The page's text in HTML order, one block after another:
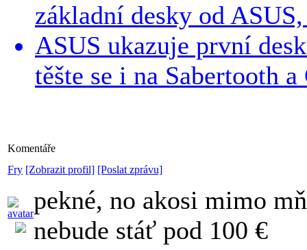
základní desky od
ASUS ukazuje první
těšte se i na Sabertooth
Komentáře
Fry [Zobrazit profil] [Poslat zprávu]
pekné, no akosi mimo
nebude stáť pod 100 €